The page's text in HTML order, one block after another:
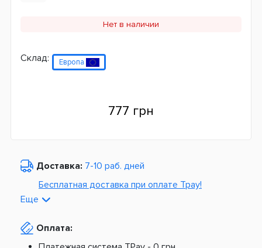
Нет в наличии
Склад: Европа
777 грн
Доставка: 7-10 раб. дней
Бесплатная доставка при оплате Tpay!
Из Европы от
Еще
Оплата: